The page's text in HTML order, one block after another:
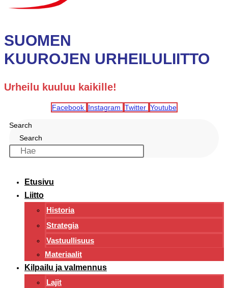
SUOMEN
KUUROJEN URHEILULIITTO
Urheilu kuuluu kaikille!
Facebook Instagram Twitter Youtube
Search
Search
Etusivu
Liitto
Historia
Strategia
Vastuullisuus
Materiaalit
Kilpailu ja valmennus
Lajit